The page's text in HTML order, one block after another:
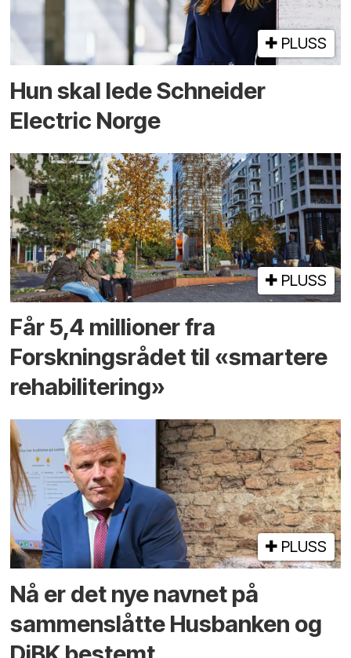
PLUSS
Hun skal lede Schneider
Electric Norge
PLUSS
Får 5,4 millioner fra
Forskningsrådet til «smartere
rehabilitering»
PLUSS
Nå er det nye navnet på
sammenslåtte Husbanken og